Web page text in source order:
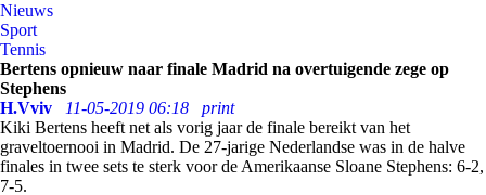
Nieuws
Sport
Tennis
Bertens opnieuw naar finale Madrid na overtuigende zege op
Stephens
H.Vviv
11-05-2019 06:18
print
Kiki Bertens heeft net als vorig jaar de finale bereikt van het
graveltoernooi in Madrid. De 27-jarige Nederlandse was in de halve
finales in twee sets te sterk voor de Amerikaanse Sloane Stephens: 6-2,
7-5.